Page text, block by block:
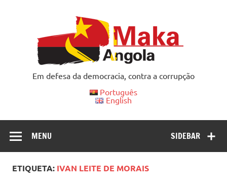
Em defesa da democracia, contra a corrupção
Português
English
SIDEBAR
MENU
ETIQUETA: IVAN LEITE DE MORAIS